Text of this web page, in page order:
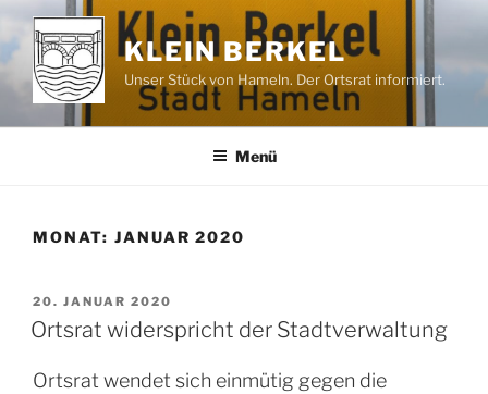
Zum
Inhalt
springen
KLEIN BERKEL
Unser Stück von Hameln. Der Ortsrat informiert.
Menü
MONAT: JANUAR 2020
VERÖFFENTLICHT
AM
20. JANUAR 2020
Ortsrat widerspricht der Stadtverwaltung
Ortsrat wendet sich einmütig gegen die